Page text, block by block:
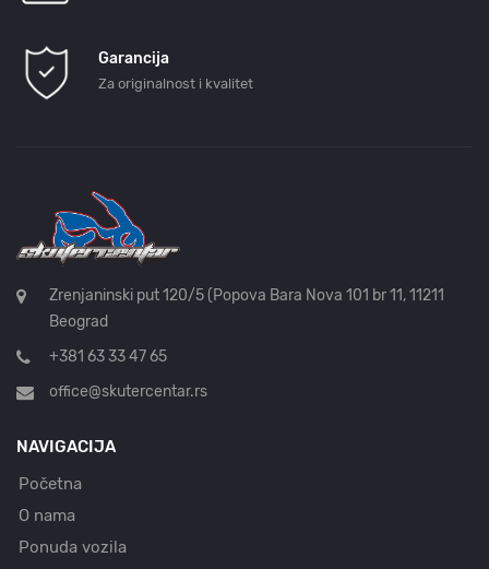
Garancija
Za originalnost i kvalitet
Zrenjaninski put 120/5 (Popova Bara Nova 101 br 11, 11211
Beograd
+381 63 33 47 65
office@skutercentar.rs
NAVIGACIJA
Početna
O nama
Ponuda vozila